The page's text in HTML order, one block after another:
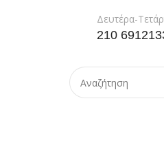
Δευτέρα-
210